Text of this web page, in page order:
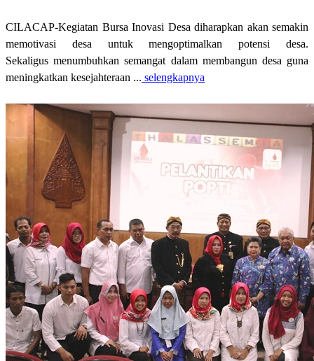
CILACAP-Kegiatan Bursa Inovasi Desa diharapkan akan semakin
memotivasi desa untuk mengoptimalkan potensi desa.
Sekaligus menumbuhkan semangat dalam membangun desa guna
meningkatkan kesejahteraan ... selengkapnya